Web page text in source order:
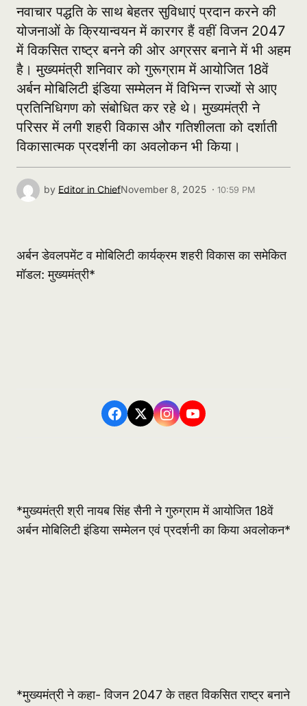
नवाचार पद्धति के साथ बेहतर सुविधाएं प्रदान करने की
योजनाओं के क्रियान्वयन में कारगर हैं वहीं विजन 2047
में विकसित राष्ट्र बनने की ओर अग्रसर बनाने में भी अहम
है। मुख्यमंत्री शनिवार को गुरूग्राम में आयोजित 18वें
अर्बन मोबिलिटी इंडिया सम्मेलन में विभिन्न राज्यों से आए
प्रतिनिधिगण को संबोधित कर रहे थे। मुख्यमंत्री ने
परिसर में लगी शहरी विकास और गतिशीलता को दर्शाती
विकासात्मक प्रदर्शनी का अवलोकन भी किया।
by Editor in ChiefNovember 8, 2025 · 10:59 PM
अर्बन डेवलपमेंट व मोबिलिटी कार्यक्रम शहरी विकास का समेकित
मॉडल: मुख्यमंत्री*
*मुख्यमंत्री श्री नायब सिंह सैनी ने गुरुग्राम में आयोजित 18वें
अर्बन मोबिलिटी इंडिया सम्मेलन एवं प्रदर्शनी का किया अवलोकन*
*मुख्यमंत्री ने कहा- विजन 2047 के तहत विकसित राष्ट्र बनाने